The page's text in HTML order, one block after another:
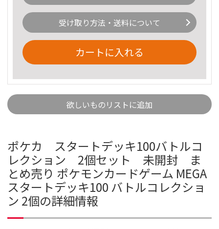
受け取り方法・送料について
カートに入れる
欲しいものリストに追加
ポケカ スタートデッキ100バトルコ
レクション 2個セット 未開封 ま
とめ売り ポケモンカードゲーム MEGA
スタートデッキ100 バトルコレクショ
ン 2個の詳細情報